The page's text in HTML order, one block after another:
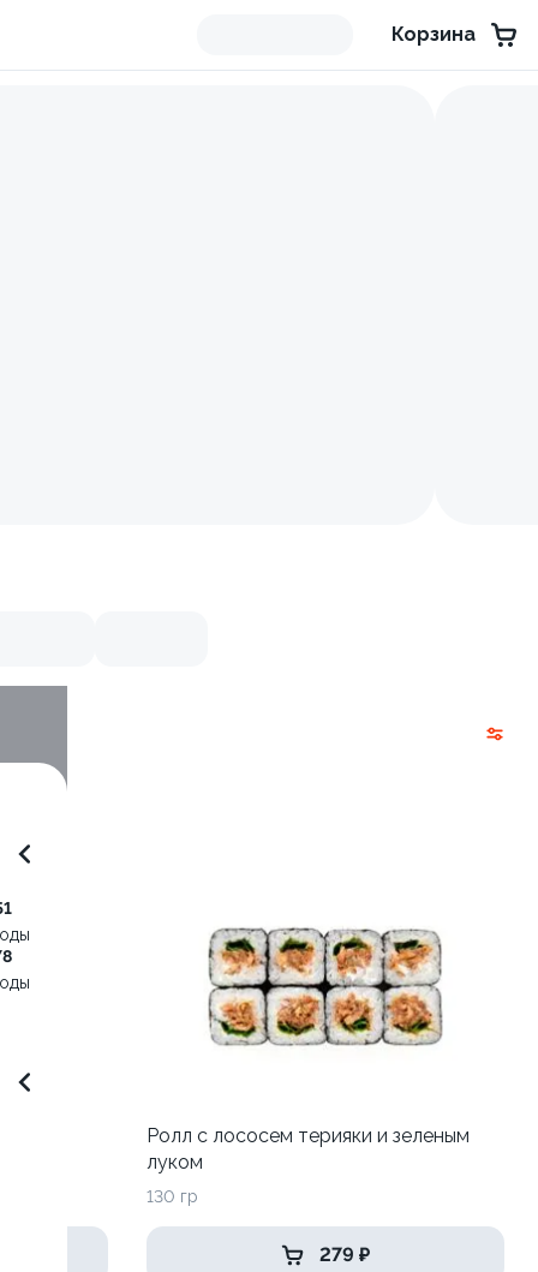
Корзина
Ролл с лососем терияки и зеленым
луком
130 гр
279 ₽